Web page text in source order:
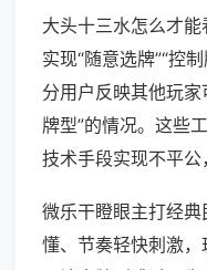
大头十三水怎么才
实现“随意选牌”“控
分用户反映其他玩家
牌型”的情况。这些
技术手段实现不平公
微乐干瞪眼主打经
懂、节奏轻快刺激，